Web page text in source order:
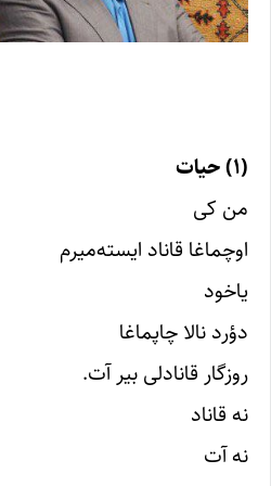
(۱) حیات
من کى
اوچماغا قاناد ایسته‌میرم
یاخود
دؤرد نالا چاپماغا
روزگار قانادلى بیر آت.
نه قاناد
نه آت